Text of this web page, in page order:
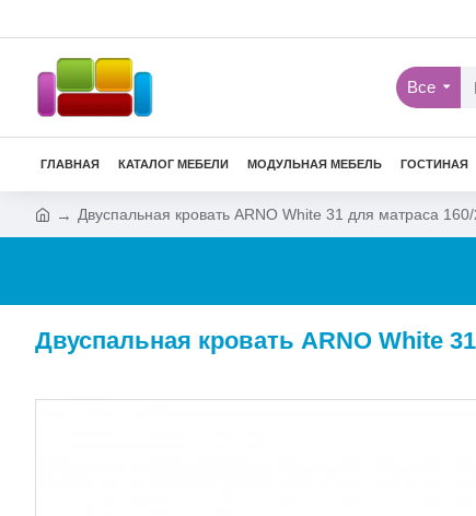
Все
ГЛАВНАЯ КАТАЛОГ МЕБЕЛИ МОДУЛЬНАЯ МЕБЕЛЬ ГОСТИНАЯ
Двуспальная кровать ARNO White 31 для матраса
Двуспальная кровать ARNO White